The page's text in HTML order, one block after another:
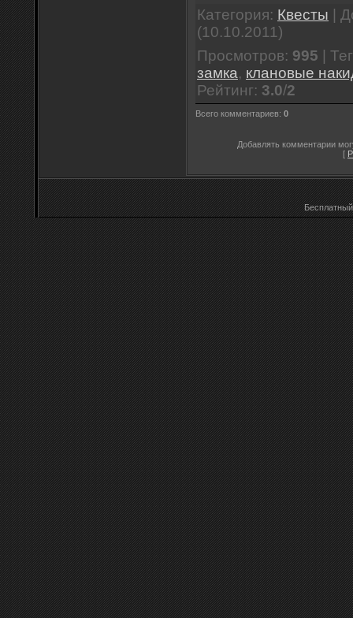
Категория: Квесты |
(10.10.2011)
Просмотров: 995 |
замка, клановые
Рейтинг: 3.0/2
Всего комментариев: 0
Добавлять комментарии
[